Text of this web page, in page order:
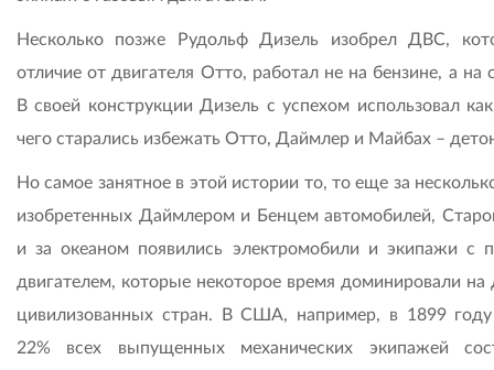
Несколько позже Рудольф Дизель изобрел ДВС,
отличие от двигателя Отто, работал не на бензине, а на
В своей конструкции Дизель с успехом использовал
чего старались избежать Отто, Даймлер и Майбах –
Но самое занятное в этой истории то, то еще за
изобретенных Даймлером и Бенцем автомобилей,
и за океаном появились электромобили и экипажи с
двигателем, которые некоторое время доминировали на
цивилизованных стран. В США, например, в 1899 году
22% всех выпущенных механических экипажей